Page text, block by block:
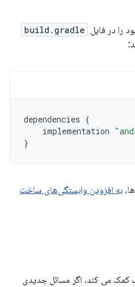
را در فایل build.gradle
dependencies {
implementation
}
به افزودن وابستگی‌های ساخت
بازخورد شما به بهتر شدن Jetpack کمک می کند. اگر مسائل جدیدی